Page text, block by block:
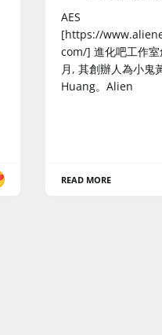
AES
[https://
com/] 進化吧工作
月, 其創辦人為小鬼
Huang。Alien
READ MORE